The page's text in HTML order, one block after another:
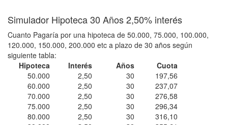
Simulador Hipoteca 30 Años 2,50% interés
Cuanto Pagaría por una hipoteca de 50.000, 75.000, 100.000,
120.000, 150.000, 200.000 etc a plazo de 30 años según
siguiente tabla:
Hipoteca
Interés Años
Cuota
50.000
2,50 30
197,56
60.000
2,50 30
237,07
70.000
2,50 30
276,58
75.000
2,50 30
296,34
80.000
2,50 30
316,10